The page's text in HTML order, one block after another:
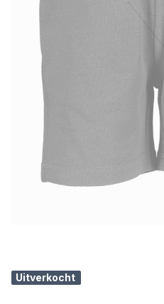
Uitverkocht